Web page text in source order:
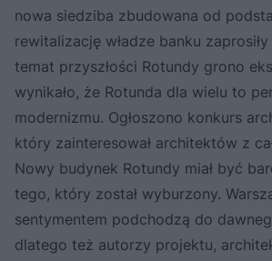
nowa siedziba zbudowana od
rewitalizację władze banku
temat przyszłości Rotundy grono
wynikało, że Rotunda dla wielu to
modernizmu. Ogłoszono konkurs
który zainteresował architektów z
Nowy budynek Rotundy miał być
tego, który został wyburzony.
sentymentem podchodzą do
dlatego też autorzy projektu,